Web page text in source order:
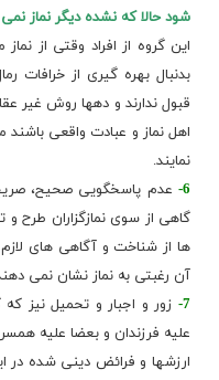
شود حالا که نشده دیگر نماز
این گروه از افراد وقتی از
بدنبال بهره گیری از خرافات
قبول ندارند و دهها روش غیر
اهل نماز و عبادت واقعی باشند
نمایند.
6- عدم پاسخگویی صحیح،
گاهی از سوی نمازگزاران طرح
ها از شناخت و آگاهی های
آن رغبتی به نماز نشان نمی
7-
زور و اجبار و تحمیل نیز
علیه فرزندان و بعضا علیه
ارزشها و فرائض دینی شده در